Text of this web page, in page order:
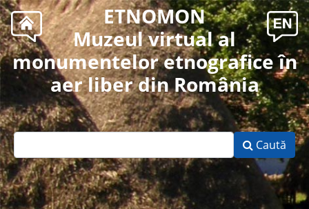
ETNOMON
Muzeul virtual al
monumentelor etnografice în
aer liber din România
Caută